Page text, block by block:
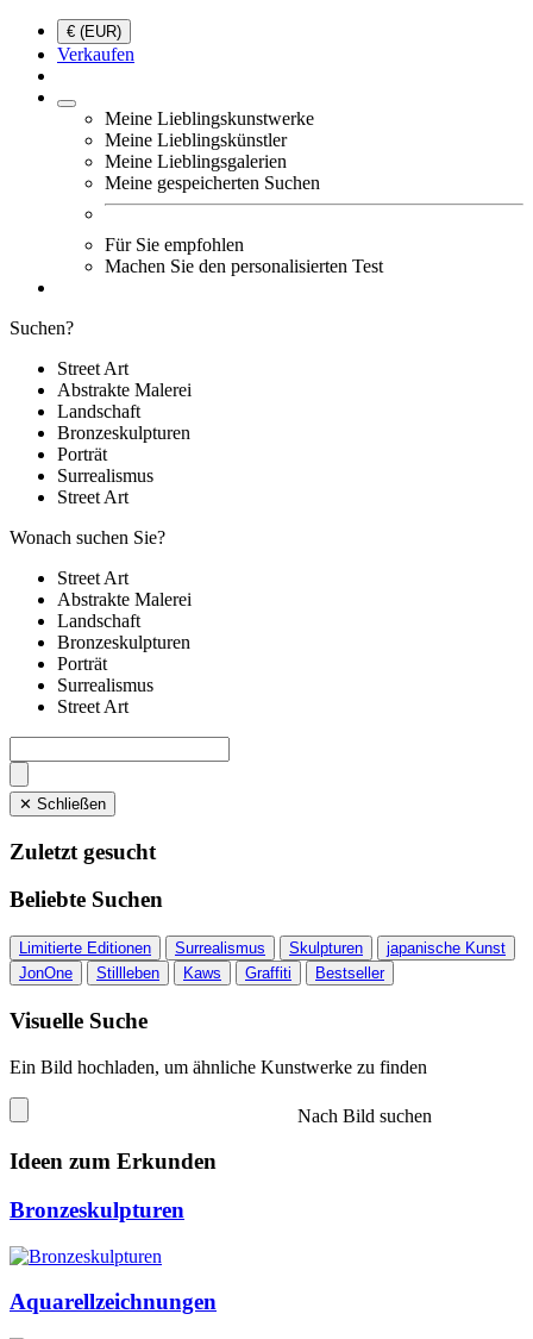
€ (EUR)
Verkaufen
Meine Lieblingskunstwerke
Meine Lieblingskünstler
Meine Lieblingsgalerien
Meine gespeicherten Suchen
Für Sie empfohlen
Machen Sie den personalisierten Test
Suchen?
Street Art
Abstrakte Malerei
Landschaft
Bronzeskulpturen
Porträt
Surrealismus
Street Art
Wonach suchen Sie?
Street Art
Abstrakte Malerei
Landschaft
Bronzeskulpturen
Porträt
Surrealismus
Street Art
✕ Schließen
Zuletzt gesucht
Beliebte Suchen
Limitierte Editionen Surrealismus Skulpturen
japanische Kunst
JonOne
Stillleben Kaws Graffiti Bestseller
Visuelle Suche
Ein Bild hochladen, um ähnliche Kunstwerke zu finden
Nach Bild suchen
Ideen zum Erkunden
Bronzeskulpturen
Aquarellzeichnungen